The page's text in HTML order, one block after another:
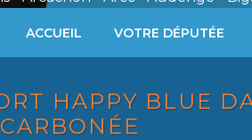
ACCUEIL VOTRE DÉPUTÉE
HAPPY BLUE